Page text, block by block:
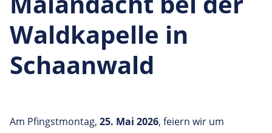
Waldkapelle in
Schaanwald
Am Pfingstmontag, 25. Mai 2026, feiern wir um